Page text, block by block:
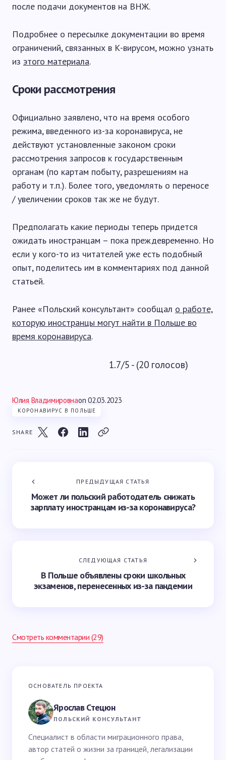
после подачи документов на ВНЖ.
Подробнее о пересылке документации во время
ограничений, связанных в К-вирусом, можно узнать
из этого материала.
Сроки рассмотрения
Официально заявлено, что на время особого
режима, введенного из-за коронавируса, не
действуют установленные законом сроки
рассмотрения запросов к государственным
органам (по картам побыту, разрешениям на
работу и т.п.). Более того, уведомлять о переносе
/ увеличении сроков так же не будут.
Предполагать какие периоды теперь придется
ожидать иностранцам – пока преждевременно. Но
если у кого-то из читателей уже есть подобный
опыт, поделитесь им в комментариях под данной
статьей.
Ранее «Польский консультант» сообщал о работе,
которую иностранцы могут найти в Польше во
время коронавируса.
1.7/5 - (20 голосов)
Юлия Владимировнаon 02.03.2023
КОРОНАВИРУС В ПОЛЬШЕ
SHARE
ПРЕДЫДУЩАЯ СТАТЬЯ
Может ли польский работодатель снижать
зарплату иностранцам из-за коронавируса?
СЛЕДУЮЩАЯ СТАТЬЯ
В Польше объявлены сроки школьных
экзаменов, перенесенных из-за пандемии
Смотреть комментарии (29)
Ваш адрес email не будет опубликован.
Ваше имя *
Email *
ОСНОВАТЕЛЬ ПРОЕКТА
Ярослав Стецюн
ПОЛЬСКИЙ КОНСУЛЬТАНТ
Специалист в области миграционного права,
автор статей о жизни за границей, легализации